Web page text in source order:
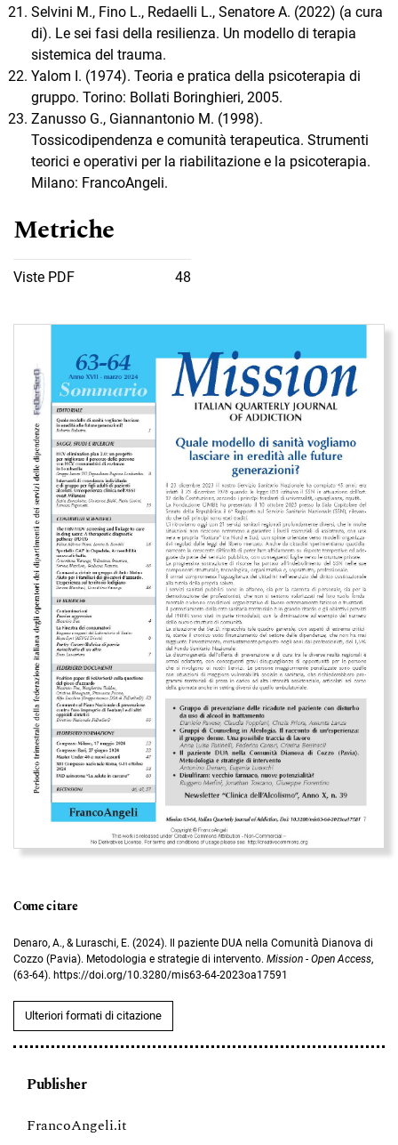
Selvini M., Fino L., Redaelli L., Senatore A. (2022) (a cura
di). Le sei fasi della resilienza. Un modello di terapia
sistemica del trauma.
Yalom I. (1974). Teoria e pratica della psicoterapia di
gruppo. Torino: Bollati Boringhieri, 2005.
Zanusso G., Giannantonio M. (1998).
Tossicodipendenza e comunità terapeutica. Strumenti
teorici e operativi per la riabilitazione e la psicoterapia.
Milano: FrancoAngeli.
Metriche
Viste PDF 48
Immagine di copertina
Come citare
Denaro, A., & Luraschi, E. (2024). Il paziente DUA nella Comunità Dianova di
Cozzo (Pavia). Metodologia e strategie di intervento. Mission - Open Access,
(63-64). https://doi.org/10.3280/mis63-64-2023oa17591
Ulteriori formati di citazione
Publisher
FrancoAngeli.it